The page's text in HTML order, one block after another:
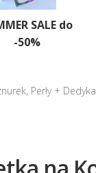
SALE do
-50%
Perły +